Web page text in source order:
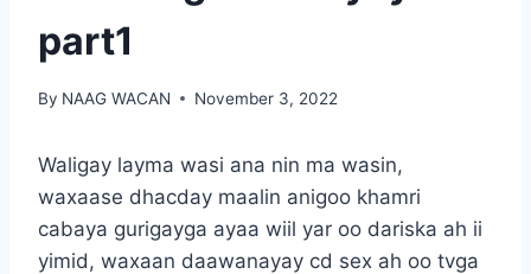
part1
By NAAG WACAN November 3, 2022
Waligay layma wasi ana nin ma wasin,
waxaase dhacday maalin anigoo khamri
cabaya gurigayga ayaa wiil yar oo dariska ah ii
yimid, waxaan daawanayay cd sex ah oo tvga